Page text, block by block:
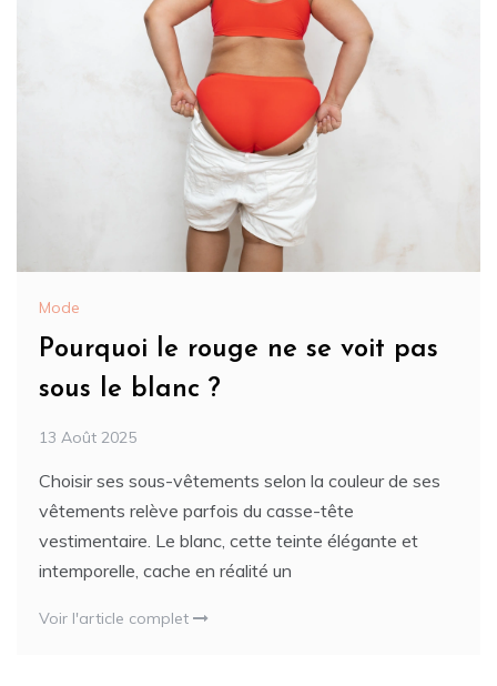
Mode
Pourquoi le rouge ne se voit pas
sous le blanc ?
13 Août 2025
Choisir ses sous-vêtements selon la couleur de ses
vêtements relève parfois du casse-tête
vestimentaire. Le blanc, cette teinte élégante et
intemporelle, cache en réalité un
Voir l'article complet